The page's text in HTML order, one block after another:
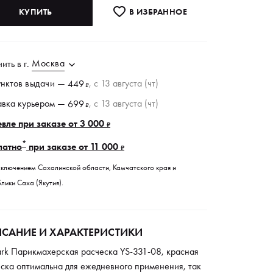
КУПИТЬ В ИЗБРАННОE
в г. Москва
выдачи —449₽, c 13 августа (чт)
курьером —699₽, c 13 августа (чт)
при заказе от 3 000₽
* при заказе от 11 000₽
Сахалинской области, Камчатского края и
Саха (Якутия).
И ХАРАКТЕРИСТИКИ
Парикмахерская расческа YS-331-08, красная
оптимальна для ежедневного применения, так